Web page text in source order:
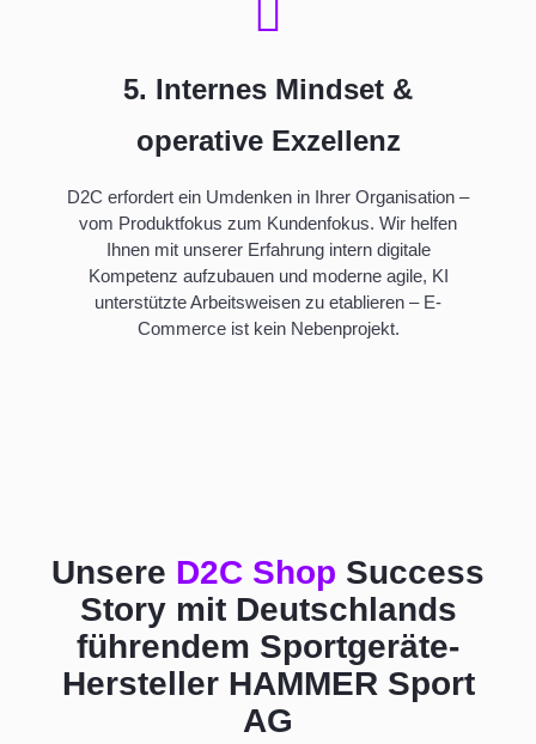
5. Internes Mindset &
operative Exzellenz
D2C erfordert ein Umdenken in Ihrer Organisation –
vom Produktfokus zum Kundenfokus. Wir helfen
Ihnen mit unserer Erfahrung intern digitale
Kompetenz aufzubauen und moderne agile, KI
unterstützte Arbeitsweisen zu etablieren – E-
Commerce ist kein Nebenprojekt.
Unsere D2C Shop Success
Story mit Deutschlands
führendem Sportgeräte-
Hersteller HAMMER Sport
AG